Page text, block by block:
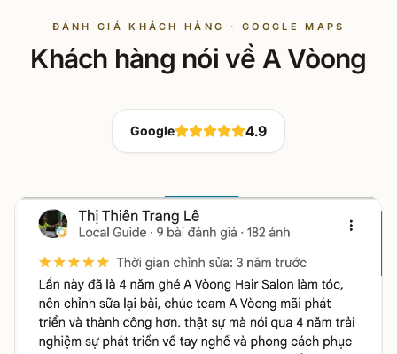
ĐÁNH GIÁ KHÁCH HÀNG · GOOGLE MAPS
Khách hàng nói về A Vòong
Google 4.9
Lê Thị Thiên Trangđánh giá vềA Vòong Hair Salon &